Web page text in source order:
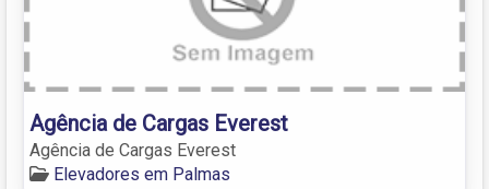
Agência de Cargas Everest
Agência de Cargas Everest
Elevadores em Palmas